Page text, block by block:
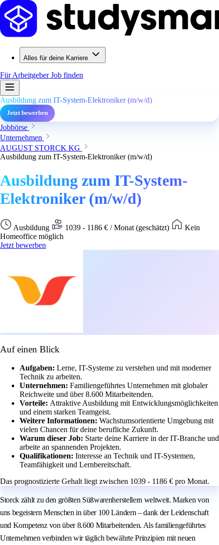
Alles für deine Karriere
Für ArbeitgeberJob finden
Ausbildung zum IT-System-Elektroniker (m/w/d)
Jetzt bewerben
Jobbörse
Unternehmen
AUGUST STORCK KG
Ausbildung zum IT-System-Elektroniker (m/w/d)
Ausbildung zum IT-System-
Elektroniker (m/w/d)
Ausbildung 1039 - 1186 € / Monat (geschätzt)
Kein
Homeoffice möglich
Jetzt bewerben
Auf einen Blick
Aufgaben: Lerne, IT-Systeme zu verstehen und mit moderner
Technik zu arbeiten.
Unternehmen: Familiengeführtes Unternehmen mit globaler
Reichweite und über 8.600 Mitarbeitenden.
Vorteile: Attraktive Ausbildung mit Entwicklungsmöglichkeiten
und einem starken Teamgeist.
Weitere Informationen: Wachstumsorientierte Umgebung mit
vielen Chancen für deine berufliche Zukunft.
Warum dieser Job: Starte deine Karriere in der IT-Branche und
arbeite an spannenden Projekten.
Qualifikationen: Interesse an Technik und IT-Systemen,
Teamfähigkeit und Lernbereitschaft.
Das prognostizierte Gehalt liegt zwischen 1039 - 1186 € pro Monat.
Storck zählt zu den größten Süßwarenherstellern weltweit. Marken von
uns begeistern Menschen in über 100 Ländern – dank der Leidenschaft
und Kompetenz von über 8.600 Mitarbeitenden. Als familiengeführtes
Unternehmen verbinden wir täglich bewährte Prinzipien mit neuen